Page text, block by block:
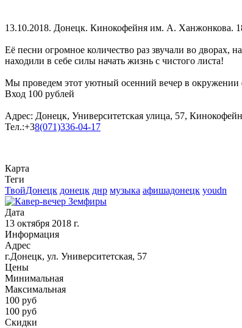
13.10.2018. Донецк. Кинокофейня им. А. Ханжонкова.
Её песни огромное количество раз звучали во дворах,
находили в себе силы начать жизнь с чистого листа!
Мы проведем этот уютный осенний вечер в
Вход 100 рублей
Адрес: Донецк, Университетская улица, 57,
Тел.:+38(071)336-04-17
Карта
Теги
ТвойДонецк донецк днр музыка афишадонецк youdn
Дата
13 октября 2018 г.
Информация
Адрес
г.Донецк, ул. Университетская, 57
Цены
Минимальная
Максимальная
100 руб
100 руб
Скидки